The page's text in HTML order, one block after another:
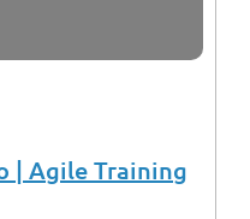
| Agile Training